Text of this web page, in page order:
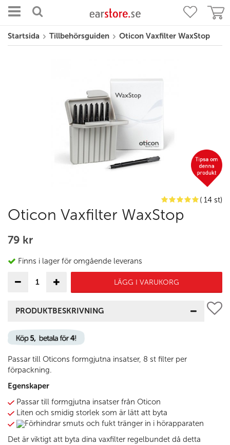
Startsida Tillbehörsguiden Oticon Vaxfilter WaxStop
( 14 st)
Oticon Vaxfilter WaxStop
79 kr
Finns i lager för omgående leverans
LÄGG I VARUKORG
PRODUKTBESKRIVNING
Passar till Oticons formgjutna insatser, 8 st filter per
förpackning.
Egenskaper
Passar till formgjutna insatser från Oticon
Liten och smidig storlek som är lätt att byta
Förhindrar smuts och fukt tränger in i hörapparaten
Det är viktigt att byta dina vaxfilter regelbundet då detta